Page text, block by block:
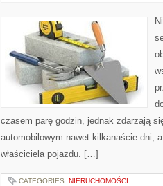
czasem parę godzin, jednak zdarzają
automobilowym nawet kilkanaście dni,
właściciela pojazdu. […]
CATEGORIES: NIERUCHOMOŚCI